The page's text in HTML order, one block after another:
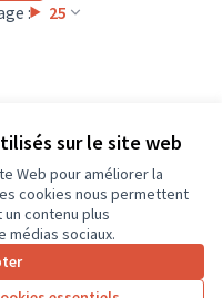
sur le site web
Web pour améliorer la
cookies nous permettent
contenu plus
médias sociaux.
: 25